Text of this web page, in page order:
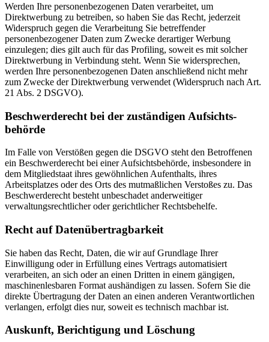
Werden Ihre personenbezogenen Daten verarbeitet, um
Direktwerbung zu betreiben, so haben Sie das Recht, jederzeit
Widerspruch gegen die Verarbeitung Sie betreffender
personenbezogener Daten zum Zwecke derartiger Werbung
einzulegen; dies gilt auch für das Profiling, soweit es mit solcher
Direktwerbung in Verbindung steht. Wenn Sie widersprechen,
werden Ihre personenbezogenen Daten anschließend nicht mehr
zum Zwecke der Direktwerbung verwendet (Widerspruch nach Art.
21 Abs. 2 DSGVO).
Beschwerde­recht bei der zuständigen Aufsichts­
behörde
Im Falle von Verstößen gegen die DSGVO steht den Betroffenen
ein Beschwerderecht bei einer Aufsichtsbehörde, insbesondere in
dem Mitgliedstaat ihres gewöhnlichen Aufenthalts, ihres
Arbeitsplatzes oder des Orts des mutmaßlichen Verstoßes zu. Das
Beschwerderecht besteht unbeschadet anderweitiger
verwaltungsrechtlicher oder gerichtlicher Rechtsbehelfe.
Recht auf Daten­übertrag­barkeit
Sie haben das Recht, Daten, die wir auf Grundlage Ihrer
Einwilligung oder in Erfüllung eines Vertrags automatisiert
verarbeiten, an sich oder an einen Dritten in einem gängigen,
maschinenlesbaren Format aushändigen zu lassen. Sofern Sie die
direkte Übertragung der Daten an einen anderen Verantwortlichen
verlangen, erfolgt dies nur, soweit es technisch machbar ist.
Auskunft, Berichtigung und Löschung